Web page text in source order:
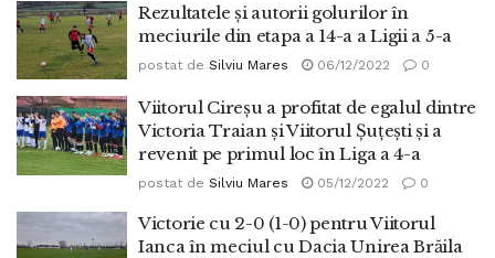
Rezultatele și autorii golurilor în
meciurile din etapa a 14-a a Ligii a 5-a
postat de Silviu Mares 06/12/2022 0
Viitorul Cireșu a profitat de egalul dintre
Victoria Traian și Viitorul Șuțești și a
revenit pe primul loc în Liga a 4-a
postat de Silviu Mares 05/12/2022 0
Victorie cu 2-0 (1-0) pentru Viitorul
Ianca în meciul cu Dacia Unirea Brăila